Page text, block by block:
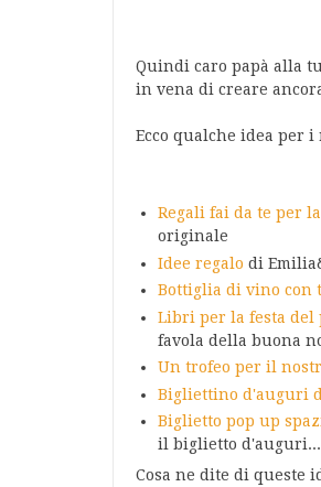
Quindi caro papà alla
in vena di creare
Ecco qualche idea per
Regali fai da te per
originale
Idee regalo di
Bottiglia di vino con
Libri per la festa del
favola della buona
Un trofeo per il
Bigliettino d'auguri
Biglietto pop up
il biglietto d'auguri...
Cosa ne dite di queste